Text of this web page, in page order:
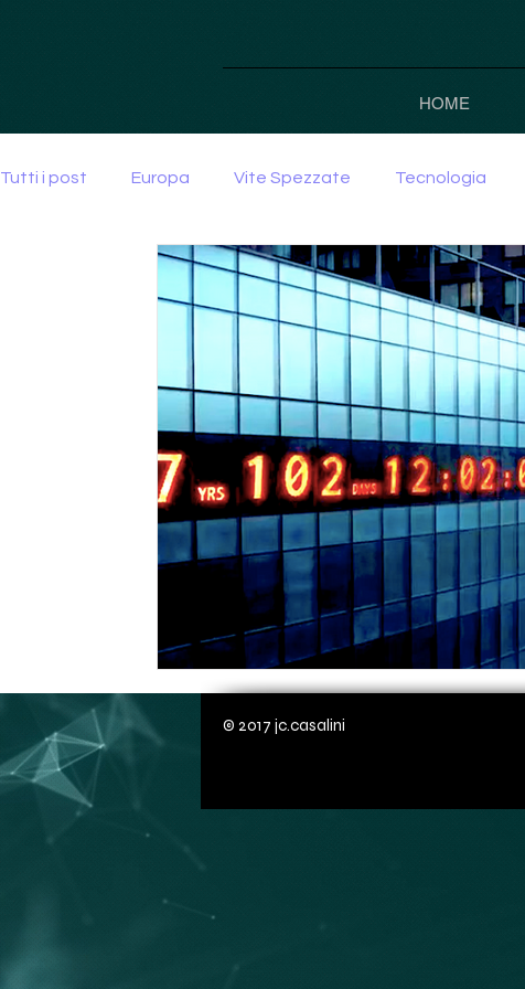
HOME
Tutti i post Europa Vite Spezzate Tecnologia
cultura società potere IA
© 2017 jc.casalini